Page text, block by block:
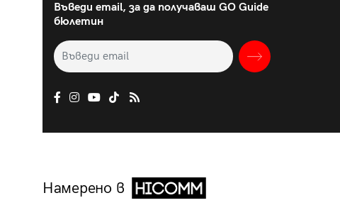
Въведи email, за да получаваш GO Guide
бюлетин
Намерено в